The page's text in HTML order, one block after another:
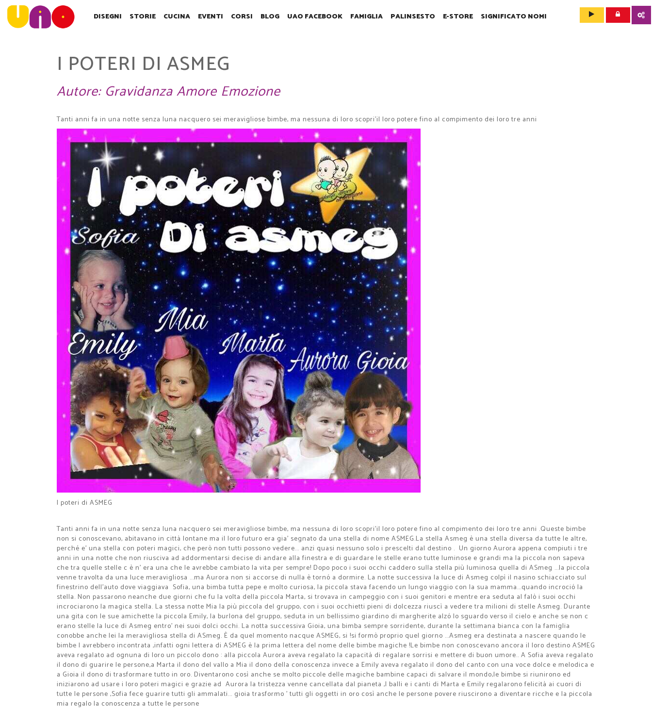
SALTA
CONTENUTO
DISEGNI STORIE CUCINA EVENTI CORSI BLOG UAO FACEBOOK FAMIGLIA PALINSESTO E-STORE SIGNIFICATO NOMI
I POTERI DI ASMEG
Autore: Gravidanza Amore Emozione
Tanti anni fa in una notte senza luna nacquero sei meravigliose bimbe, ma nessuna di loro scopri'il loro potere fino al compimento dei loro tre anni
I poteri di ASMEG
Tanti anni fa in una notte senza luna nacquero sei meravigliose bimbe, ma nessuna di loro scopri'il loro potere fino al compimento dei loro tre anni .Queste bimbe
non si conoscevano, abitavano in città lontane ma il loro futuro era gia' segnato da una stella di nome ASMEG.La stella Asmeg è una stella diversa da tutte le altre,
perché e' una stella con poteri magici, che però non tutti possono vedere... anzi quasi nessuno solo i prescelti dal destino . Un giorno Aurora appena compiuti i tre
anni in una notte che non riusciva ad addormentarsi decise di andare alla finestra e di guardare le stelle erano tutte luminose e grandi ma la piccola non sapeva
che tra quelle stelle c è n' era una che le avrebbe cambiato la vita per sempre! Dopo poco i suoi occhi caddero sulla stella più luminosa quella di ASmeg ...la piccola
venne travolta da una luce meravigliosa ...ma Aurora non si accorse di nulla è tornó a dormire. La notte successiva la luce di Asmeg colpì il nasino schiacciato sul
finestrino dell'auto dove viaggiava Sofia, una bimba tutta pepe e molto curiosa, la piccola stava facendo un lungo viaggio con la sua mamma...quando incroció la
stella. Non passarono neanche due giorni che fu la volta della piccola Marta, si trovava in campeggio con i suoi genitori e mentre era seduta al falò i suoi occhi
incrociarono la magica stella. La stessa notte Mia la più piccola del gruppo, con i suoi occhietti pieni di dolcezza riuscì a vedere tra milioni di stelle Asmeg. Durante
una gita con le sue amichette la piccola Emily, la burlona del gruppo, seduta in un bellissimo giardino di margherite alzó lo sguardo verso il cielo e anche se non c
erano stelle la luce di Asmeg entro' nei suoi dolci occhi. La notta successiva Gioia, una bimba sempre sorridente, durante la settimana bianca con la famiglia
conobbe anche lei la meravigliosa stella di ASmeg. È da quel momento nacque ASMEG, si !si formò proprio quel giorno ...Asmeg era destinata a nascere quando le
bimbe l avrebbero incontrata ,infatti ogni lettera di ASMEG è la prima lettera del nome delle bimbe magiche !Le bimbe non conoscevano ancora il loro destino ASMEG
aveva regalato ad ognuna di loro un piccolo dono : alla piccola Aurora aveva regalato la capacità di regalare sorrisi e mettere di buon umore.. A Sofia aveva regalato
il dono di guarire le persone,a Marta il dono del vallo a Mia il dono della conoscenza invece a Emily aveva regalato il dono del canto con una voce dolce e melodica e
a Gioia il dono di trasformare tutto in oro. Diventarono così anche se molto piccole delle magiche bambine capaci di salvare il mondo,le bimbe si riunirono ed
iniziarono ad usare i loro poteri magici e grazie ad Aurora la tristezza venne cancellata dal pianeta ,I balli e i canti di Marta e Emily regalarono felicità ai cuori di
tutte le persone ,Sofia fece guarire tutti gli ammalati... gioia trasformo ' tutti gli oggetti in oro così anche le persone povere riuscirono a diventare ricche e la piccola
mia regalo la conoscenza a tutte le persone